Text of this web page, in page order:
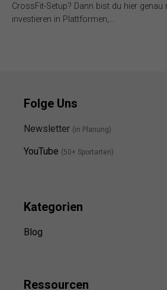
CrossFit-Setup? Dann bist du hier genau
investieren in Plattformen,…
Folge Uns
Newsletter (in Planung)
YouTube (50+ Sportarten)
Kategorien
Blog
Ressourcen